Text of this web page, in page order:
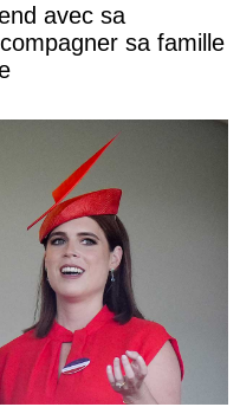
avec sa
sa famille